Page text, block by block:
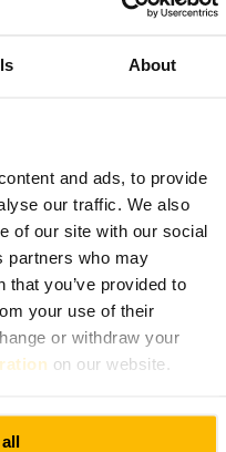
About
and ads, to provide
our traffic. We also
of our site with our social
partners who may
that you’ve provided to
your use of their
or withdraw your
on our website.
ljudnivå under
både lokala ales och
rekommendationer vid
drycken snarare än
sinne för trängre sittplatser,